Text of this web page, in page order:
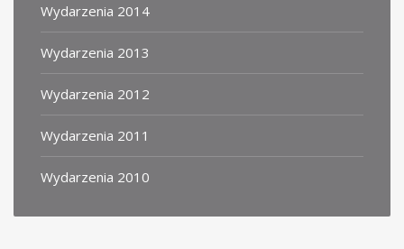
Wydarzenia 2014
Wydarzenia 2013
Wydarzenia 2012
Wydarzenia 2011
Wydarzenia 2010